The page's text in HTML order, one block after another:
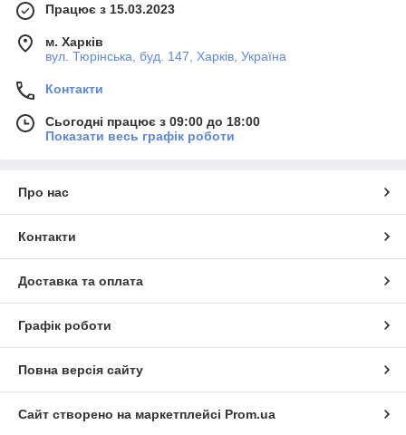
Працює з 15.03.2023
м. Харків
вул. Тюрінська, буд. 147, Харків, Україна
Контакти
Сьогодні працює з 09:00 до 18:00
Показати весь графік роботи
Про нас
Контакти
Доставка та оплата
Графік роботи
Повна версія сайту
Сайт створено на маркетплейсі Prom.ua